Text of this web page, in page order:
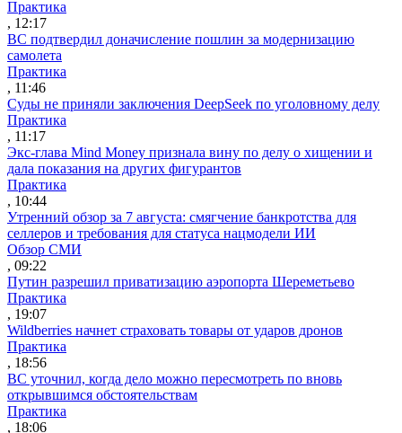
Практика
, 12:17
ВС подтвердил доначисление пошлин за модернизацию
самолета
Практика
, 11:46
Суды не приняли заключения DeepSeek по уголовному делу
Практика
, 11:17
Экс-глава Mind Money признала вину по делу о хищении и
дала показания на других фигурантов
Практика
, 10:44
Утренний обзор за 7 августа: смягчение банкротства для
селлеров и требования для статуса нацмодели ИИ
Обзор СМИ
, 09:22
Путин разрешил приватизацию аэропорта Шереметьево
Практика
, 19:07
Wildberries начнет страховать товары от ударов дронов
Практика
, 18:56
ВС уточнил, когда дело можно пересмотреть по вновь
открывшимся обстоятельствам
Практика
, 18:06